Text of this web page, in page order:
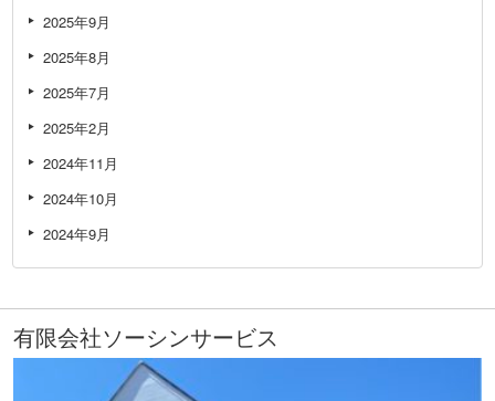
2025年9月
2025年8月
2025年7月
2025年2月
2024年11月
2024年10月
2024年9月
有限会社ソーシンサービス